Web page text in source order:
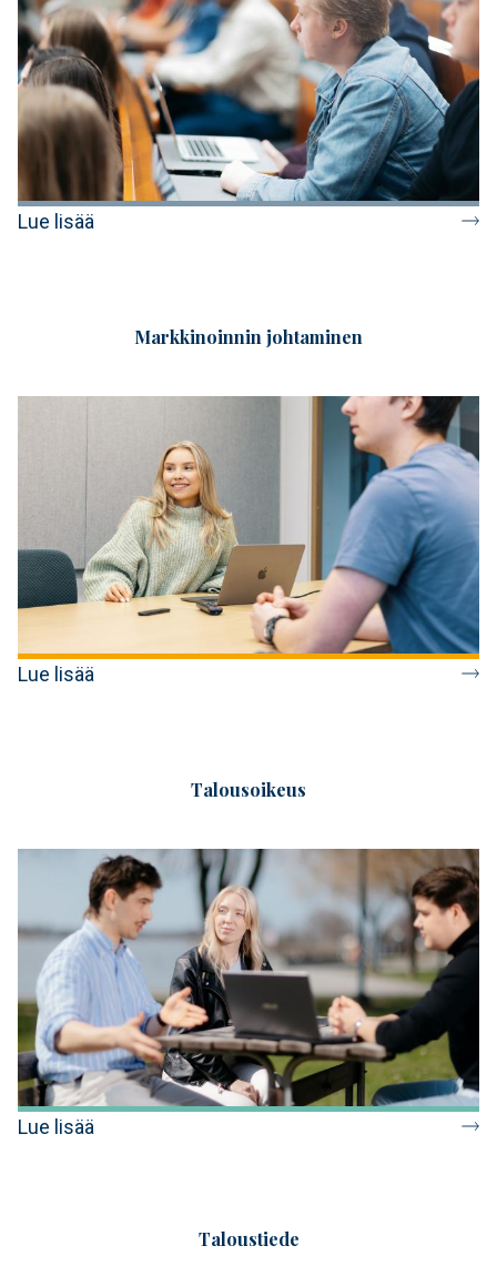
Lue lisää
Markkinoinnin johtaminen
Lue lisää
Talousoikeus
Lue lisää
Taloustiede